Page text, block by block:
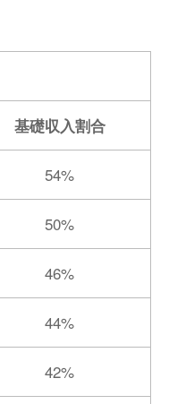
基礎収入割合
54%
50%
46%
44%
42%